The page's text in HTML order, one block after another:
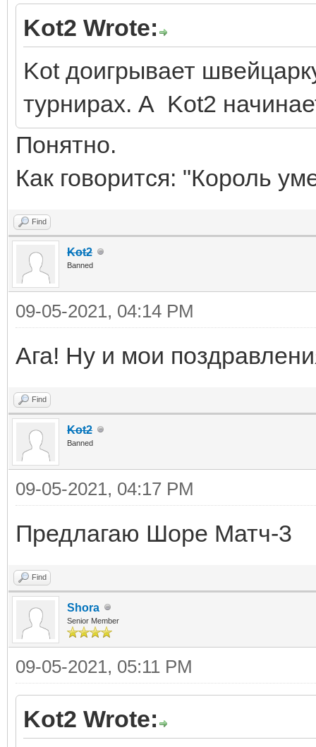
Kot2 Wrote:
Kot доигрывает
турнирах. А Kot2
Понятно.
Как говорится: "Король
Find
Kot2
Banned
09-05-2021, 04:14 PM
Ага! Ну и мои
Find
Kot2
Banned
09-05-2021, 04:17 PM
Предлагаю Шоре Матч-3
Find
Shora
Senior Member
09-05-2021, 05:11 PM
Kot2 Wrote: